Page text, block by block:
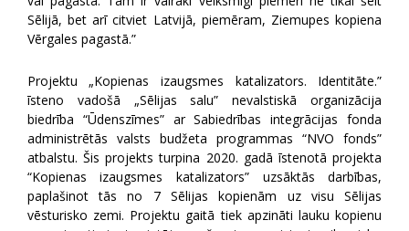
Sēlijā, bet arī citviet Latvijā, piemēram, Ziemupes kopiena
Vērgales pagastā.”
Projektu „Kopienas izaugsmes katalizators. Identitāte.”
īsteno vadošā „Sēlijas salu” nevalstiskā organizācija
biedrība “Ūdenszīmes” ar Sabiedrības integrācijas fonda
administrētās valsts budžeta programmas “NVO fonds”
atbalstu. Šis projekts turpina 2020. gadā īstenotā projekta
“Kopienas izaugsmes katalizators” uzsāktās darbības,
paplašinot tās no 7 Sēlijas kopienām uz visu Sēlijas
vēsturisko zemi. Projektu gaitā tiek apzināti lauku kopienu